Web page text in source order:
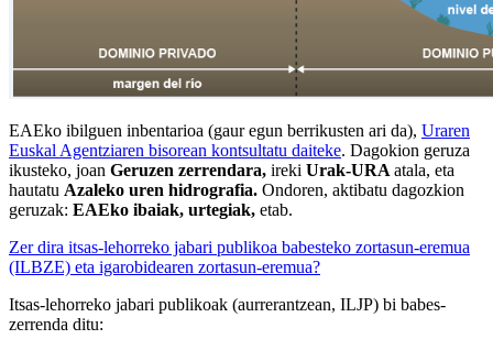
EAEko ibilguen inbentarioa (gaur egun berrikusten ari da), Uraren
Euskal Agentziaren bisorean kontsultatu daiteke. Dagokion geruza
ikusteko, joan Geruzen zerrendara, ireki Urak-URA atala, eta
hautatu Azaleko uren hidrografia. Ondoren, aktibatu dagozkion
geruzak: EAEko ibaiak, urtegiak, etab.
Zer dira itsas-lehorreko jabari publikoa babesteko zortasun-eremua
(ILBZE) eta igarobidearen zortasun-eremua?
Itsas-lehorreko jabari publikoak (aurrerantzean, ILJP) bi babes-
zerrenda ditu: